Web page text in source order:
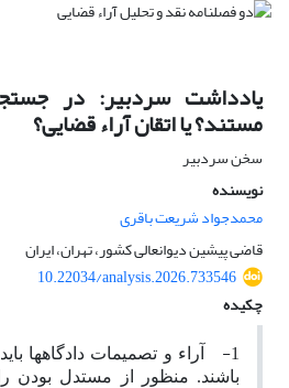
یادداشت سردبیر: در
مستند؟ یا اتقان آراء قضایی؟
سخن سردبیر
نویسنده
محمدجواد شریعت باقری
قاضی پیشین دیوانعالی کشور، تهران، ایران
10.22034/analysis.2026.733546
چکیده
1-
آراء و تصمیمات دادگاهها
باشند. منظور از مستدل بودن